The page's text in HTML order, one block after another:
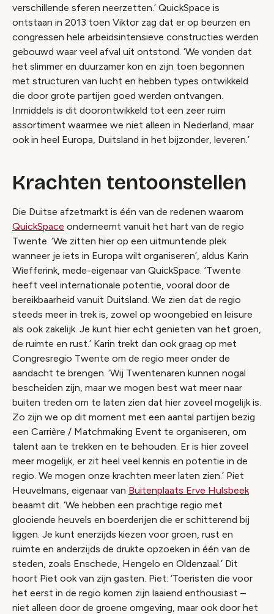
verschillende sferen neerzetten.’ QuickSpace is
ontstaan in 2013 toen Viktor zag dat er op beurzen en
congressen hele arbeidsintensieve constructies werden
gebouwd waar veel afval uit ontstond. ‘We vonden dat
het slimmer en duurzamer kon en zijn toen begonnen
met structuren van lucht en hebben types ontwikkeld
die door grote partijen goed werden ontvangen.
Inmiddels is dit doorontwikkeld tot een zeer ruim
assortiment waarmee we niet alleen in Nederland, maar
ook in heel Europa, Duitsland in het bijzonder, leveren.’
Krachten tentoonstellen
Die Duitse afzetmarkt is één van de redenen waarom
QuickSpace onderneemt vanuit het hart van de regio
Twente. ‘We zitten hier op een uitmuntende plek
wanneer je iets in Europa wilt organiseren’, aldus Karin
Wiefferink, mede-eigenaar van QuickSpace. ‘Twente
heeft veel internationale potentie, vooral door de
bereikbaarheid vanuit Duitsland. We zien dat de regio
steeds meer in trek is, zowel op woongebied en leisure
als ook zakelijk. Je kunt hier echt genieten van het groen,
de ruimte en rust.’ Karin trekt dan ook graag op met
Congresregio Twente om de regio meer onder de
aandacht te brengen. ‘Wij Twentenaren kunnen nogal
bescheiden zijn, maar we mogen best wat meer naar
buiten treden om te laten zien dat hier zoveel mogelijk is.
Zo zijn we op dit moment met een aantal partijen bezig
een Carrière / Matchmaking Event te organiseren, om
talent aan te trekken en te behouden. Er is hier zoveel
meer mogelijk, er zit heel veel kennis en potentie in de
regio. We mogen onze krachten meer laten zien.’ Piet
Heuvelmans, eigenaar van Buitenplaats Erve Hulsbeek
beaamt dit. ‘We hebben een prachtige regio met
glooiende heuvels en boerderijen die er schitterend bij
liggen. Je kunt enerzijds kiezen voor groen, rust en
ruimte en anderzijds de drukte opzoeken in één van de
steden, zoals Enschede, Hengelo en Oldenzaal.’ Dit
hoort Piet ook van zijn gasten. Piet: ‘Toeristen die voor
het eerst in de regio komen zijn laaiend enthousiast –
niet alleen door de groene omgeving, maar ook door het